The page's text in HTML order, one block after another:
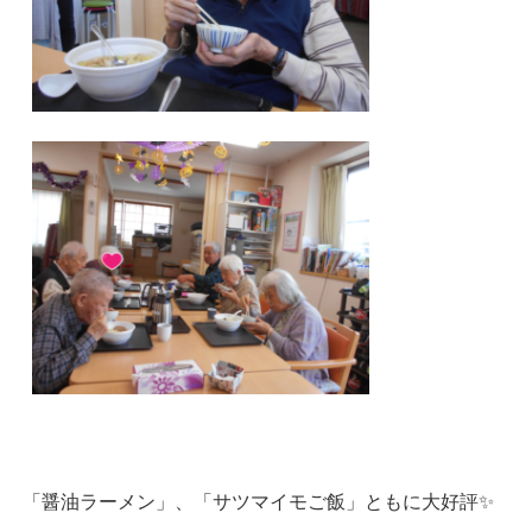
「醤油ラーメン」、「サツマイモご飯」ともに大好評✨